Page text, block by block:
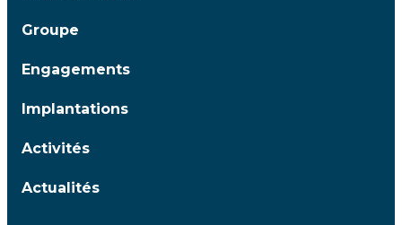
Groupe
Engagements
Implantations
Activités
Actualités